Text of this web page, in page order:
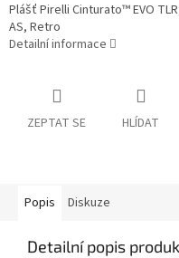
Plášť Pirelli Cinturato™ EVO
AS, Retro
Detailní informace
ZEPTAT SE HLÍDAT
Popis Diskuze
Detailní popis